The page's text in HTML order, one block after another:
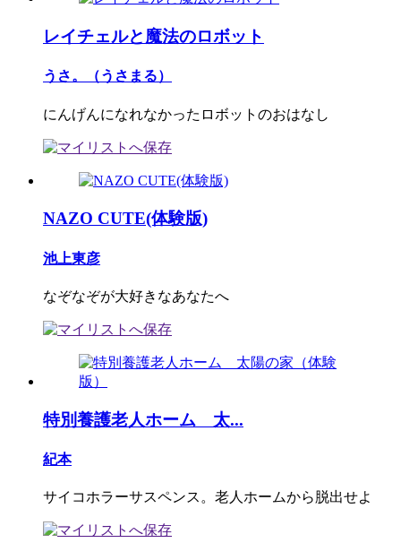
レイチェルと魔法のロボット
うさ。（うさまる）
にんげんになれなかったロボットのおはなし
NAZO CUTE(体験版)
池上東彦
なぞなぞが大好きなあなたへ
特別養護老人ホーム 太...
紀本
サイコホラーサスペンス。老人ホームから脱出せよ